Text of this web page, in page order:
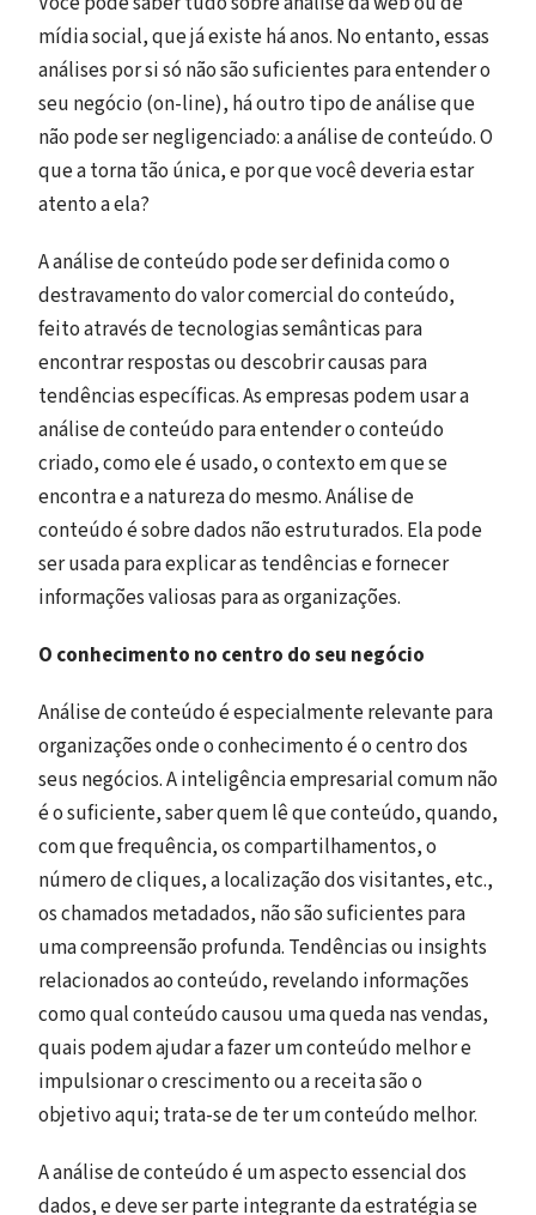
mídia social, que já existe há anos. No entanto, essas
análises por si só não são suficientes para entender o
seu negócio (on-line), há outro tipo de análise que
não pode ser negligenciado: a análise de conteúdo. O
que a torna tão única, e por que você deveria estar
atento a ela?
A análise de conteúdo pode ser definida como o
destravamento do valor comercial do conteúdo,
feito através de tecnologias semânticas para
encontrar respostas ou descobrir causas para
tendências específicas. As empresas podem usar a
análise de conteúdo para entender o conteúdo
criado, como ele é usado, o contexto em que se
encontra e a natureza do mesmo. Análise de
conteúdo é sobre dados não estruturados. Ela pode
ser usada para explicar as tendências e fornecer
informações valiosas para as organizações.
O conhecimento no centro do seu negócio
Análise de conteúdo é especialmente relevante para
organizações onde o conhecimento é o centro dos
seus negócios. A inteligência empresarial comum não
é o suficiente, saber quem lê que conteúdo, quando,
com que frequência, os compartilhamentos, o
número de cliques, a localização dos visitantes, etc.,
os chamados metadados, não são suficientes para
uma compreensão profunda. Tendências ou insights
relacionados ao conteúdo, revelando informações
como qual conteúdo causou uma queda nas vendas,
quais podem ajudar a fazer um conteúdo melhor e
impulsionar o crescimento ou a receita são o
objetivo aqui; trata-se de ter um conteúdo melhor.
A análise de conteúdo é um aspecto essencial dos
dados, e deve ser parte integrante da estratégia se